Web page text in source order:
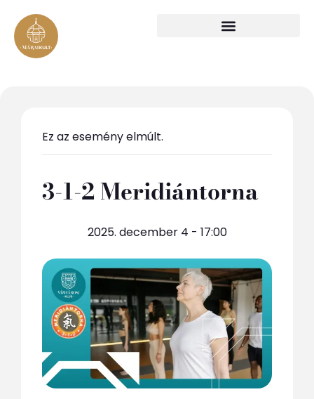
Ez az esemény elmúlt.
3-1-2 Meridiántorna
2025. december 4 - 17:00